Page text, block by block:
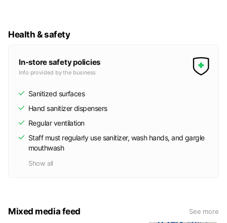
Health & safety
In-store safety policies
Info provided by the business
Sanitized surfaces
Hand sanitizer dispensers
Regular ventilation
Staff must regularly use sanitizer, wash hands, and gargle
mouthwash
Show all
Mixed media feed See more